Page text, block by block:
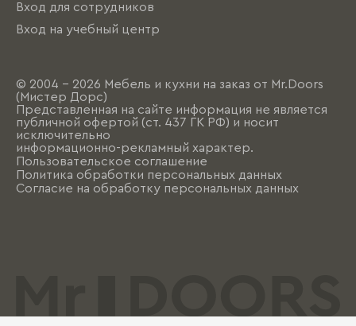
Вход для сотрудников
Вход на учебный центр
© 2004 - 2026 Мебель и кухни на заказ от Mr.Doors
(Мистер Дорс)
Представленная на сайте информация не является
публичной офертой (ст. 437 ГК РФ) и носит
исключительно
информационно-рекламный характер.
Пользовательское соглашение
Политика обработки персональных данных
Согласие на обработку персональных данных